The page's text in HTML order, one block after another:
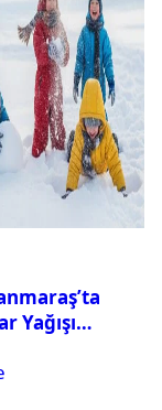
Yağışı